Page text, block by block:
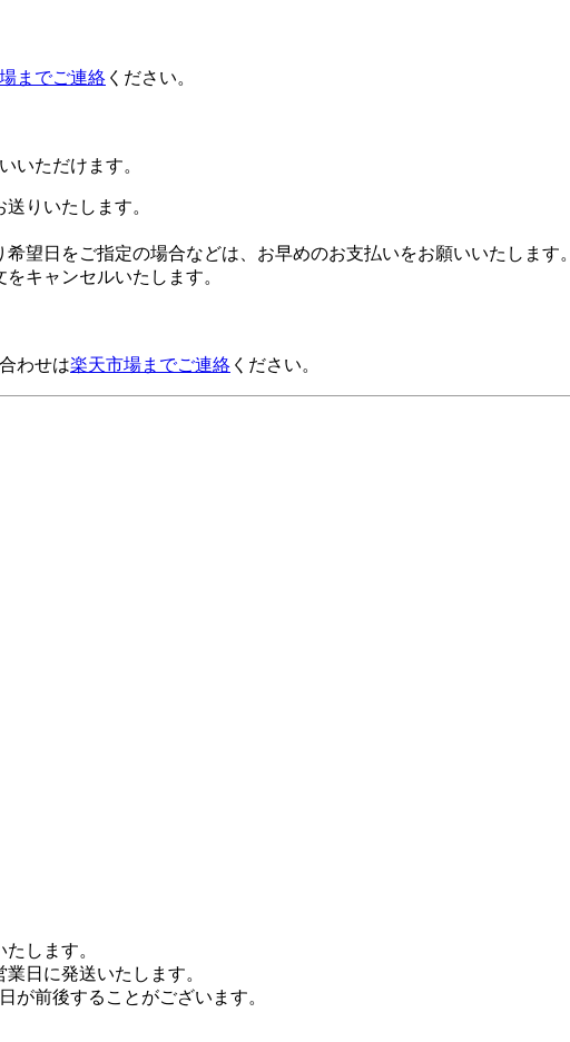
までご連絡 ください。
いただけます。
りいたします。
望日をご指定の場合などは、お早めのお支払いをお願いいたします。
キャンセルいたします。
わせは楽天市場までご連絡 ください。
します。
日に発送いたします。
前後することがございます。